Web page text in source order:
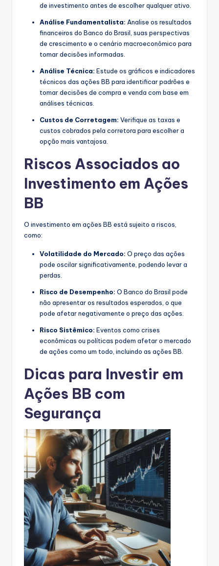
de investimento antes de escolher qualquer ativo.
Análise Fundamentalista: Analise os resultados
financeiros do Banco do Brasil, suas perspectivas
de crescimento e o cenário macroeconômico para
tomar decisões informadas.
Análise Técnica: Estude os gráficos e indicadores
técnicos das ações BB para identificar padrões e
tomar decisões de compra e venda com base em
análises técnicas.
Custos de Corretagem: Verifique as taxas e
custos cobrados pela corretora para escolher a
opção mais vantajosa.
Riscos Associados ao
Investimento em Ações
BB
O investimento em ações BB está sujeito a riscos,
como:
Volatilidade do Mercado: O preço das ações
pode oscilar significativamente, podendo levar a
perdas.
Risco de Desempenho: O Banco do Brasil pode
não apresentar os resultados esperados, o que
pode afetar negativamente o preço das ações.
Risco Sistêmico: Eventos como crises
econômicas ou políticas podem afetar o mercado
de ações como um todo, incluindo as ações BB.
Dicas para Investir em
Ações BB com
Segurança